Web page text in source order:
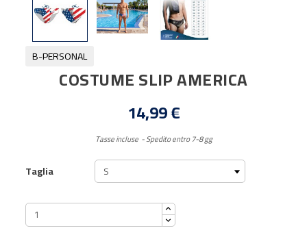
B-PERSONAL
COSTUME SLIP AMERICA
14,99 €
Tasse incluse Spedito entro 7-8 gg
Taglia